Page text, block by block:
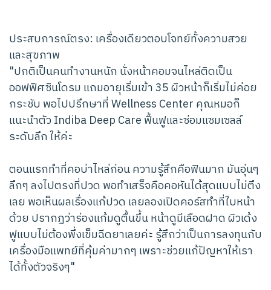
ประสบการณ์ตรง: เครื่องเดียวตอบโจทย์ทั้งความสวย
และสุขภาพ
"ปกติเป็นคนทำงานหนัก นั่งหน้าคอมจนไหล่ติดเป็น
ออฟฟิศซินโดรม แถมอายุเริ่มเข้า 35 ผิวหน้าก็เริ่มไม่ค่อย
กระชับ พอไปปรึกษาที่ Wellness Center คุณหมอก็
แนะนำตัว Indiba Deep Care ฟื้นฟูและซ่อมแซมเซลล์
ระดับลึก ให้ค่ะ
ตอนแรกทำที่คอบ่าไหล่ก่อน ความรู้สึกคือฟินมาก มันอุ่นๆ
ลึกๆ ลงไปตรงที่ปวด พอทำเสร็จคือคอหันได้สุดแบบไม่ตึง
เลย พอเห็นผลเรื่องแก้ปวด เลยลองเปิดคอร์สทำที่ใบหน้า
ด้วย ปรากฏว่าร่องแก้มดูตื้นขึ้น หน้าดูมีเลือดฝาด ผิวเด้ง
ฟูแบบไม่ต้องพึ่งเข็มฉีดยาเลยค่ะ รู้สึกว่าเป็นการลงทุนกับ
เครื่องมือแพทย์ที่คุ้มค่ามากๆ เพราะช่วยแก้ปัญหาให้เรา
ได้ทั้งตัวจริงๆ"